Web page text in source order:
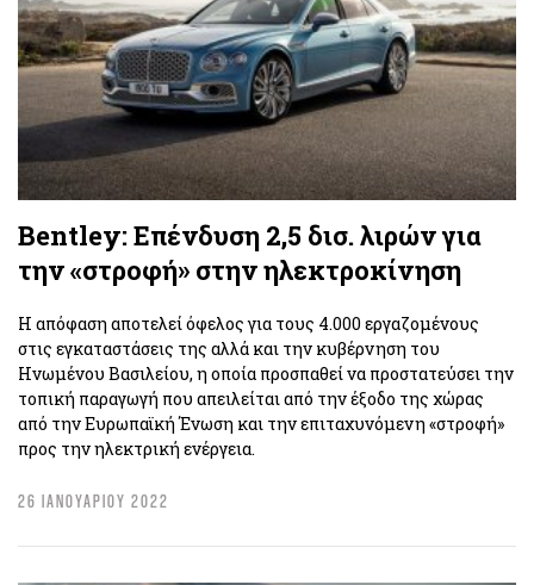
Bentley: Επένδυση 2,5 δισ. λιρών για
την «στροφή» στην ηλεκτροκίνηση
Η απόφαση αποτελεί όφελος για τους 4.000 εργαζομένους
στις εγκαταστάσεις της αλλά και την κυβέρνηση του
Ηνωμένου Βασιλείου, η οποία προσπαθεί να προστατεύσει την
τοπική παραγωγή που απειλείται από την έξοδο της χώρας
από την Ευρωπαϊκή Ένωση και την επιταχυνόμενη «στροφή»
προς την ηλεκτρική ενέργεια.
26 ΙΑΝΟΥΑΡΙΟΥ 2022